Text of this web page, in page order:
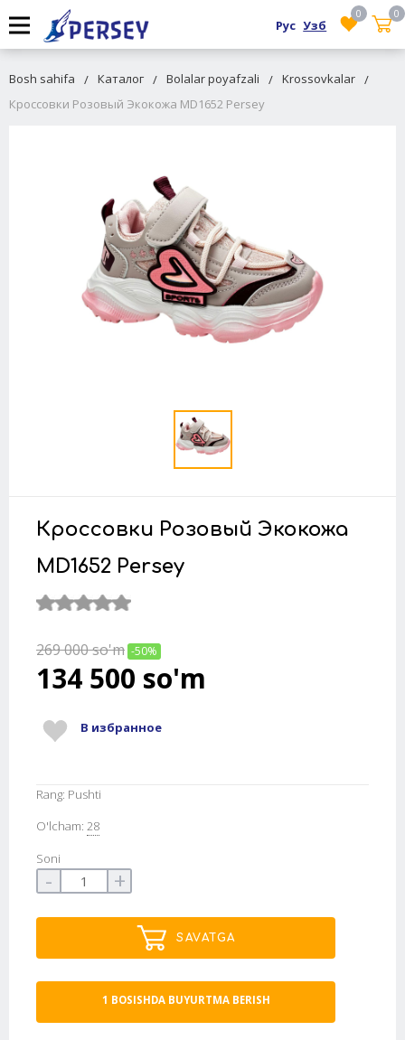
0
0
Рус Узб
Bosh sahifa Каталог Bolalar poyafzali
Krossovkalar
Кроссовки Розовый Экокожа MD1652 Persey
Кроссовки Розовый Экокожа
MD1652 Persey
269 000so'm -50%
134 500 so'm
В избранное
Rang: Pushti
O'lcham: 28
Soni
- +
SAVATGA
1 BOSISHDA BUYURTMA BERISH